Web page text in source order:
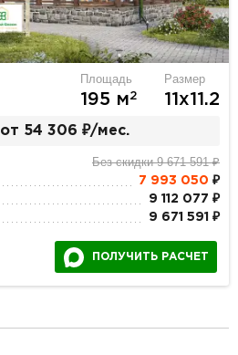
Площадь
195 м2
Размер
11х11.2
от 54 306 ₽/мес.
Без скидки 9 671 591 ₽
7 993 050 ₽
9 112 077 ₽
9 671 591 ₽
ПОЛУЧИТЬ РАСЧЕТ